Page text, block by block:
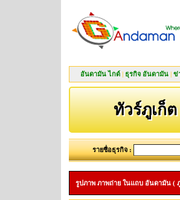
อันดามัน ไกด์ | ธุรกิจ อันดามัน | ข่
ทัวร์ภูเก็
รายชื่อธุรกิจ :
รูปภาพ ภาพถ่าย ในแถบ อันดามัน (